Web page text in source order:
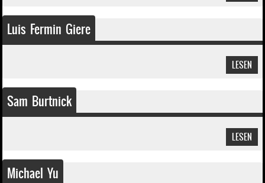
Luis Fermin Giere
LESEN
Sam Burtnick
LESEN
Michael Yu